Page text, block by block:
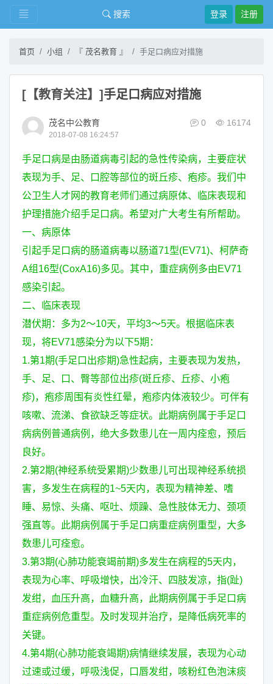
搜索 登录 注册
首页 小组 『 茂名教育 』 手足口病应对措施
[【教育关注】] 手足口病应对措施
茂名中公教育
2018-07-08 16:24:57
0 16174
手足口病是由肠道病毒引起的急性传染病，主要症状
表现为手、足、口腔等部位的斑丘疹、疱疹。我们中
公卫生人才网的教育老师们通过病原体、临床表现和
护理措施介绍手足口病。希望对广大考生有所帮助。
一、病原体
引起手足口病的肠道病毒以肠道71型(EV71)、柯萨奇
A组16型(CoxA16)多见。其中，重症病例多由EV71
感染引起。
二、临床表现
潜伏期：多为2～10天，平均3～5天。根据临床表
现，将EV71感染分为以下5期：
1.第1期(手足口出疹期)急性起病，主要表现为发热，
手、足、口、臀等部位出疹(斑丘疹、丘疹、小疱
疹)，疱疹周围有炎性红晕，疱疹内体液较少。可伴有
咳嗽、流涕、食欲缺乏等症状。此期病例属于手足口
病病例普通病例，绝大多数患儿在一周内痊愈，预后
良好。
2.第2期(神经系统受累期)少数患儿可出现神经系统损
害，多发生在病程的1~5天内，表现为精神差、嗜
睡、易惊、头痛、呕吐、烦躁、急性肢体无力、颈项
强直等。此期病例属于手足口病重症病例重型，大多
数患儿可痊愈。
3.第3期(心肺功能衰竭前期)多发生在病程的5天内，
表现为心率、呼吸增快，出冷汗、四肢发凉，指(趾)
发绀，血压升高，血糖升高，此期病例属于手足口病
重症病例危重型。及时发现并治疗，是降低病死率的
关键。
4.第4期(心肺功能衰竭期)病情继续发展，表现为心动
过速或过缓，呼吸浅促，口唇发绀，咳粉红色泡沫痰